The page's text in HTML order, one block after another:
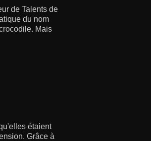
de Talents de
du nom
Mais
étaient
Grâce à